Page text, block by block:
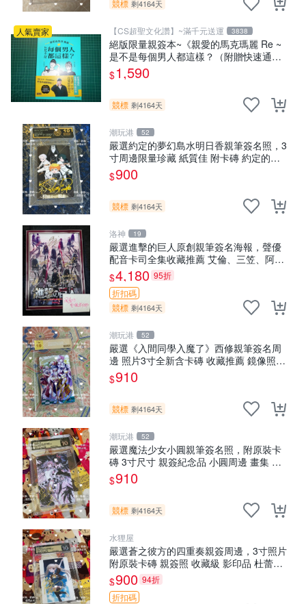
競標 剩4164天
人氣賣家 【CS超聖文化讚】~滿千元送運 3838
絕版限量親簽本~《親愛的馬克瑪麗 Re ~
是不是每個男人都這樣？（附贈快速通關
信封）》附書腰 歐馬克 吳瑪麗繪三采 書
新
$1,590
競標 剩4164天
潮玩港 52
嚴選約定的夢幻島水明日香親筆簽名照，3
寸周邊限量珍藏 紙質佳 附卡磚 約定的夢
幻島 筆記本 名人照
$900
競標 剩4164天
洛神 19
嚴選進擊的巨人原創親筆簽名海報，聲優
配音卡司全集收藏推薦 艾倫、三笠、阿
明、埃爾文巨細靡遺肖像照
$4,180 95折
折扣碼
競標 剩4164天
潮玩港 52
嚴選《入間同學入魔了》西修親筆簽名周
邊 照片3寸全新含卡磚 收藏推薦 鏡像照片
周邊收藏
$910
競標 剩4164天
潮玩港 52
嚴選魔法少女小圓親筆簽名照，附原裝卡
磚 3寸尺寸 親簽紀念品 小圓周邊 畫集 監
督親筆
$910
競標 剩4164天
水狸屋
嚴選蒼之彼方的四重奏親簽周邊，3寸照片
附原裝卡磚 親簽照 收藏級 影印品 杜蕾斯
相紙質地 限量版 Aokana Four Rhythm 藍
光紀念照 簽名
$900 94折
折扣碼